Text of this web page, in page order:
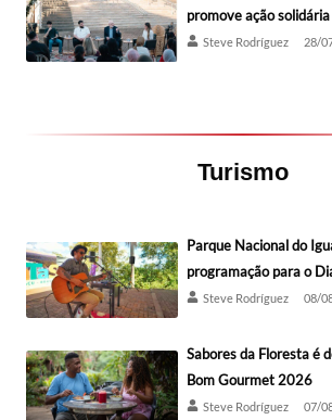
promove ação solidária
Steve Rodríguez 28/
Turismo
Parque Nacional do
programação para o
Steve Rodríguez 08/
Sabores da Floresta é
Bom Gourmet 2026
Steve Rodríguez 07/